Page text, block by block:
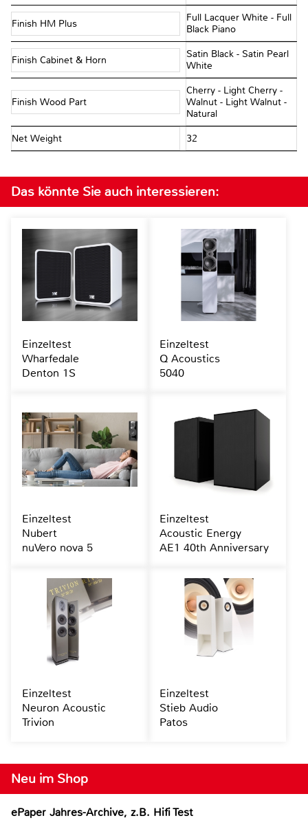
Finish HM Plus
Full Lacquer White - Full
Black Piano
Finish Cabinet & Horn
Satin Black - Satin Pearl
White
Finish Wood Part
Cherry - Light Cherry -
Walnut - Light Walnut -
Natural
Net Weight 32
Neu im Shop
ePaper Jahres-Archive, z.B. Hifi Test
Das könnte Sie auch interessieren:
Einzeltest
Wharfedale
Denton 1S
Einzeltest
Q Acoustics
5040
Einzeltest
Nubert
nuVero nova 5
Einzeltest
Acoustic Energy
AE1 40th Anniversary
Einzeltest
Neuron Acoustic
Trivion
Einzeltest
Stieb Audio
Patos